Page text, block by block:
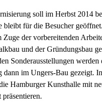
soll im Herbst 2014
bleibt für die Besucher
Zuge der vorbereitenden
und der Gründungsbau
Sonderausstellungen
dann im Ungers-Bau gezeigt.
Hamburger Kunsthalle mit